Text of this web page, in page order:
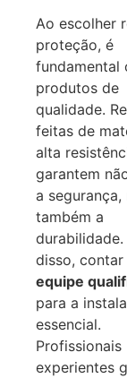
Ao escolher
proteção, é
fundamental
produtos de
qualidade.
feitas de
alta
garantem
a segurança,
também a
durabilidade.
disso, contar
equipe
para a
essencial.
Profissionais
experientes